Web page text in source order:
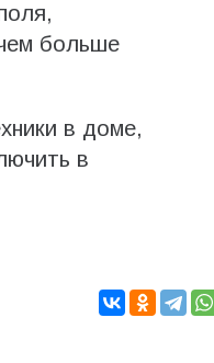
больше
в доме,
в